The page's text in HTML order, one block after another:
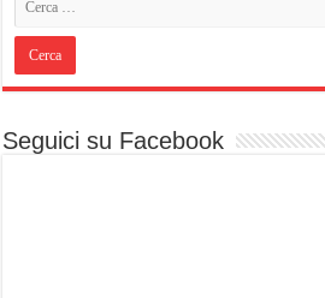
Seguici su Facebook